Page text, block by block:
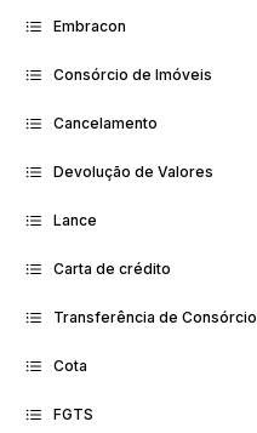
Embracon
Consórcio de Imóveis
Cancelamento
Devolução de Valores
Lance
Carta de crédito
Transferência de Consórcio
Cota
FGTS